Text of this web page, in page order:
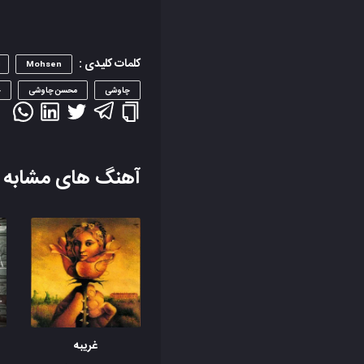
کلمات کلیدی : Mohsen
چاوشی
محسن چاوشی
آهنگ های مشابه
غریبه